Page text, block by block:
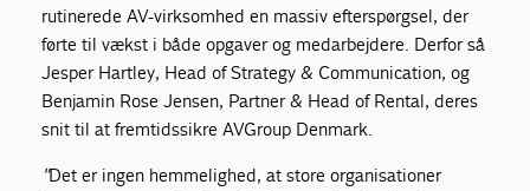
rutinerede AV-virksomhed en massiv efterspørgsel, der
førte til vækst i både opgaver og medarbejdere. Derfor så
Jesper Hartley, Head of Strategy & Communication, og
Benjamin Rose Jensen, Partner & Head of Rental, deres
snit til at fremtidssikre AVGroup Denmark.
"Det er ingen hemmelighed, at store organisationer